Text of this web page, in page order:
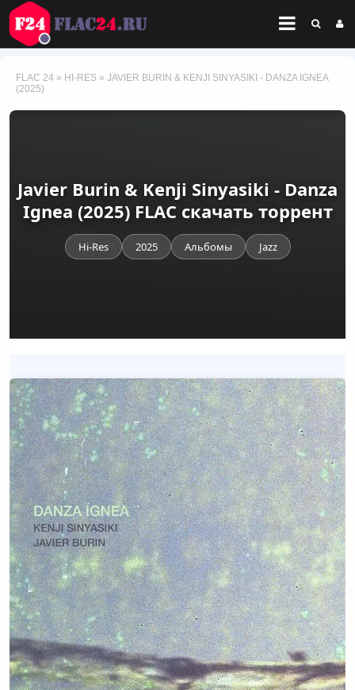
FLAC 24 » HI-RES » JAVIER BURIN & KENJI SINYASIKI - DANZA IGNEA
(2025)
Javier Burin & Kenji Sinyasiki - Danza
Ignea (2025) FLAC скачать торрент
Hi-Res 2025 Альбомы Jazz